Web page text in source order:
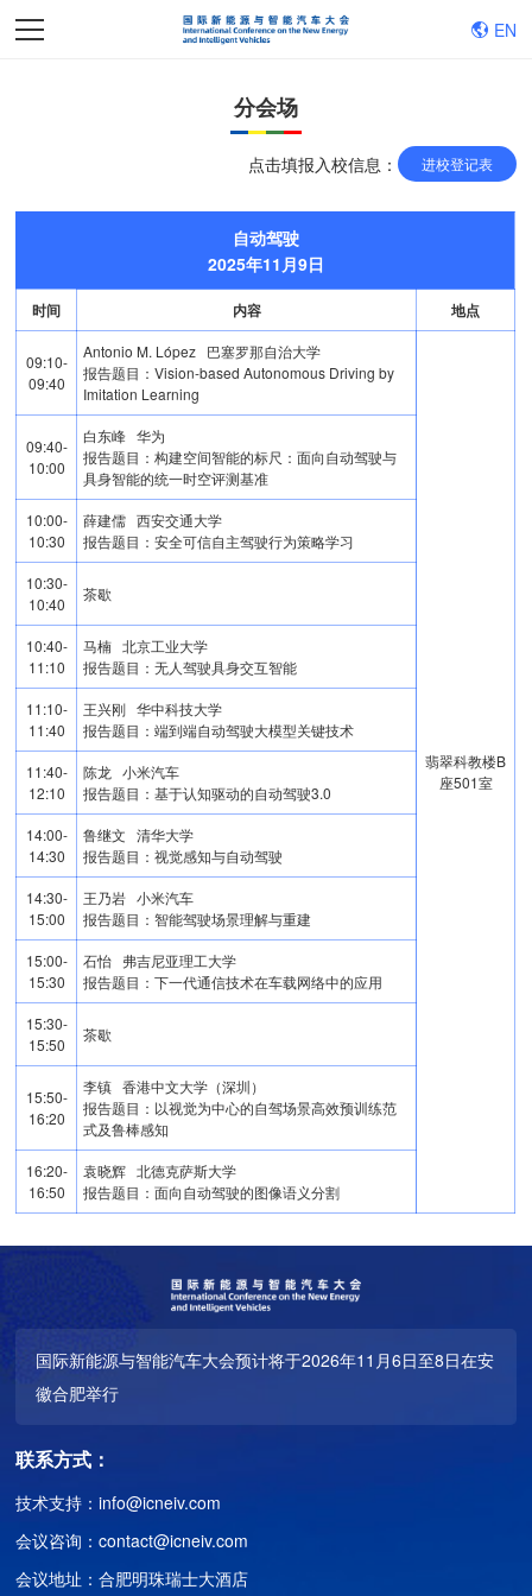
EN
分会场
点击填报入校信息： 进校登记表
自动驾驶
2025年11月9日
时间 内容 地点
09:10-
09:40
Antonio M. López 巴塞罗那自治大学
报告题目：Vision-based Autonomous Driving by
Imitation Learning
翡翠科教楼B
座501室
09:40-
10:00
白东峰 华为
报告题目：构建空间智能的标尺：面向自动驾驶与
具身智能的统一时空评测基准
10:00-
10:30
薛建儒 西安交通大学
报告题目：安全可信自主驾驶行为策略学习
10:30-
10:40
茶歇
10:40-
11:10
马楠 北京工业大学
报告题目：无人驾驶具身交互智能
11:10-
11:40
王兴刚 华中科技大学
报告题目：端到端自动驾驶大模型关键技术
11:40-
12:10
陈龙 小米汽车
报告题目：基于认知驱动的自动驾驶3.0
14:00-
14:30
鲁继文 清华大学
报告题目：视觉感知与自动驾驶
14:30-
15:00
王乃岩 小米汽车
报告题目：智能驾驶场景理解与重建
15:00-
15:30
石怡 弗吉尼亚理工大学
报告题目：下一代通信技术在车载网络中的应用
15:30-
15:50
茶歇
15:50-
16:20
李镇 香港中文大学（深圳）
报告题目：以视觉为中心的自驾场景高效预训练范
式及鲁棒感知
16:20-
16:50
袁晓辉 北德克萨斯大学
报告题目：面向自动驾驶的图像语义分割
国际新能源与智能汽车大会预计将于2026年11月6日至8日在安
徽合肥举行
联系方式：
技术支持：info@icneiv.com
会议咨询：contact@icneiv.com
会议地址：合肥明珠瑞士大酒店